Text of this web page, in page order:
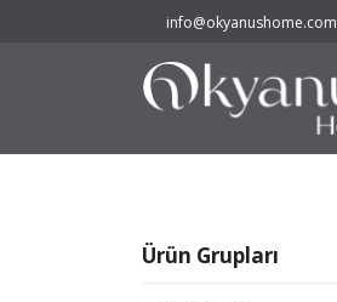
info@okyanushome.com
Ürün Grupları